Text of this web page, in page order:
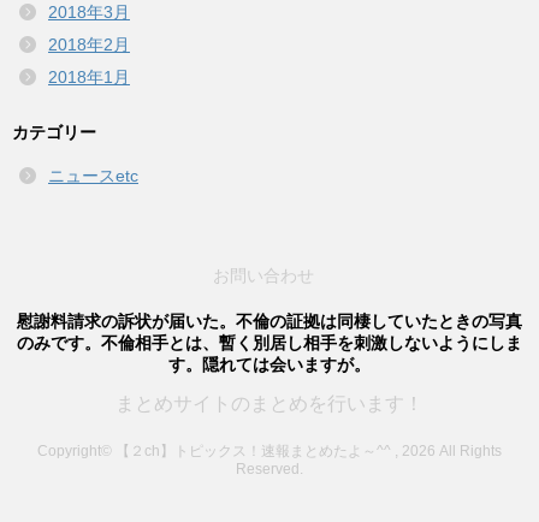
2018年3月
2018年2月
2018年1月
カテゴリー
ニュースetc
お問い合わせ
慰謝料請求の訴状が届いた。不倫の証拠は同棲していたときの写真
のみです。不倫相手とは、暫く別居し相手を刺激しないようにしま
す。隠れては会いますが。
まとめサイトのまとめを行います！
Copyright© 【２ch】トピックス！速報まとめたよ～^^ , 2026 All Rights
Reserved.